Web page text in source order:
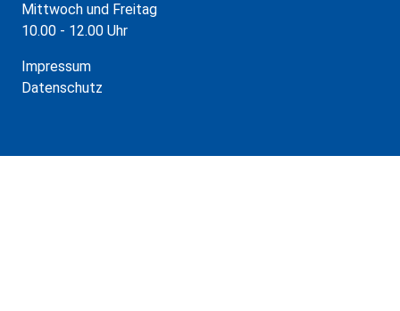
Mittwoch und Freitag
10.00 - 12.00 Uhr
Impressum
Datenschutz